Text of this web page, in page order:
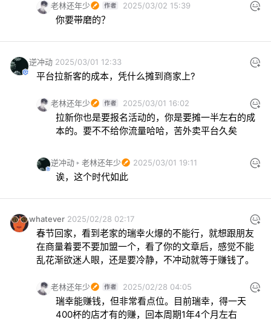
老林还年少 2025/03/02 15:39
你要带磨的？
逆冲动 2025/03/01 12:33
平台拉新客的成本，凭什么摊到商家上?
老林还年少 2025/03/01 16:02
拉新你也是要报名活动的，你是要摊一半左右的成
本的。要不不给你流量哈哈，苦外卖平台久矣
逆冲动 老林还年少 2025/03/01 19:11
诶，这个时代如此
whatever 2025/02/28 02:17
春节回家，看到老家的瑞幸火爆的不能行，就想跟朋友
在商量着要不要加盟一个，看了你的文章后，感觉不能
乱花渐欲迷人眼，还是要冷静，不冲动就等于赚钱了。
老林还年少 2025/02/28 04:05
瑞幸能赚钱，但非常看点位。目前瑞幸，得一天
400杯的店才有的赚，回本周期1年4个月左右